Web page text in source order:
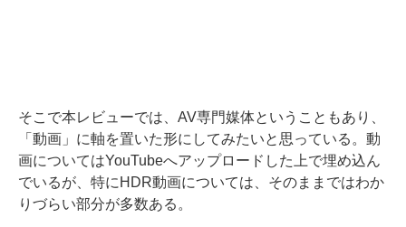
そこで本レビューでは、AV専門媒体ということもあり、
「動画」に軸を置いた形にしてみたいと思っている。動
画についてはYouTubeへアップロードした上で埋め込ん
でいるが、特にHDR動画については、そのままではわか
りづらい部分が多数ある。